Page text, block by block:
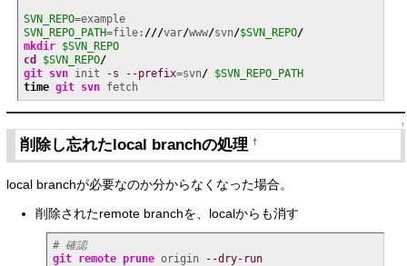
SVN_REPO
=example
SVN_REPO_PATH=file: ///var/www/svn/$SVN_REPO/
mkdir $SVN_REPO
cd
$SVN_REPO/
git svn init -s --prefix=svn/ $SVN_REPO_PATH
time git svn fetch
↑
削除し忘れたlocal branchの処理†
local branchが必要なのか分からなくなった場合。
削除されたremote branchを、localからも消す
# 確認
git remote prune origin --dry-run